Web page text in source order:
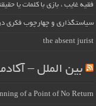
فقیه غایب ، بازی با کلمات یا
سیاستگذاری و چهارچوب فکری
the absent jurist
بین الملل –
of a Point of No Return